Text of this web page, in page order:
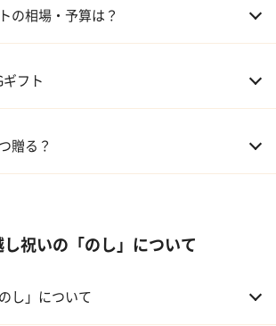
の相場・予算は？
5,000～10,000円
フト
贈る？
祝いの「のし」について
し」について